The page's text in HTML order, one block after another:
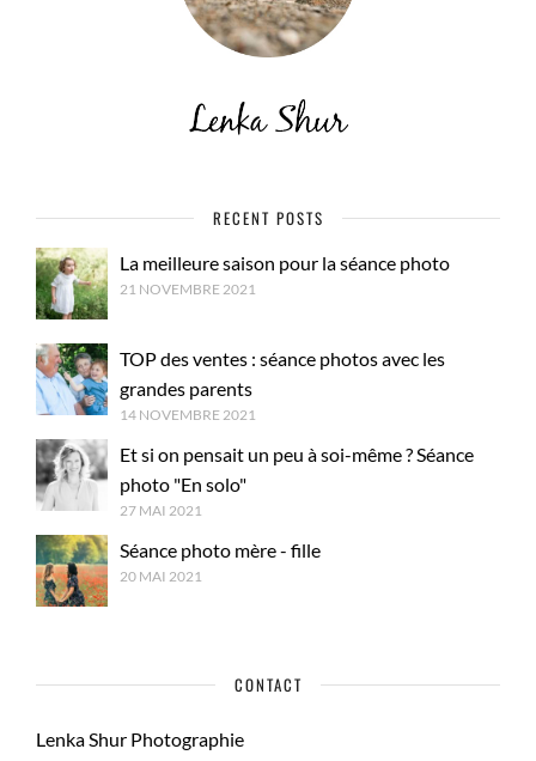
RECENT POSTS
La meilleure saison pour la séance photo
21 NOVEMBRE 2021
TOP des ventes : séance photos avec les
grandes parents
14 NOVEMBRE 2021
Et si on pensait un peu à soi-même ? Séance
photo "En solo"
27 MAI 2021
Séance photo mère - fille
20 MAI 2021
CONTACT
Lenka Shur Photographie